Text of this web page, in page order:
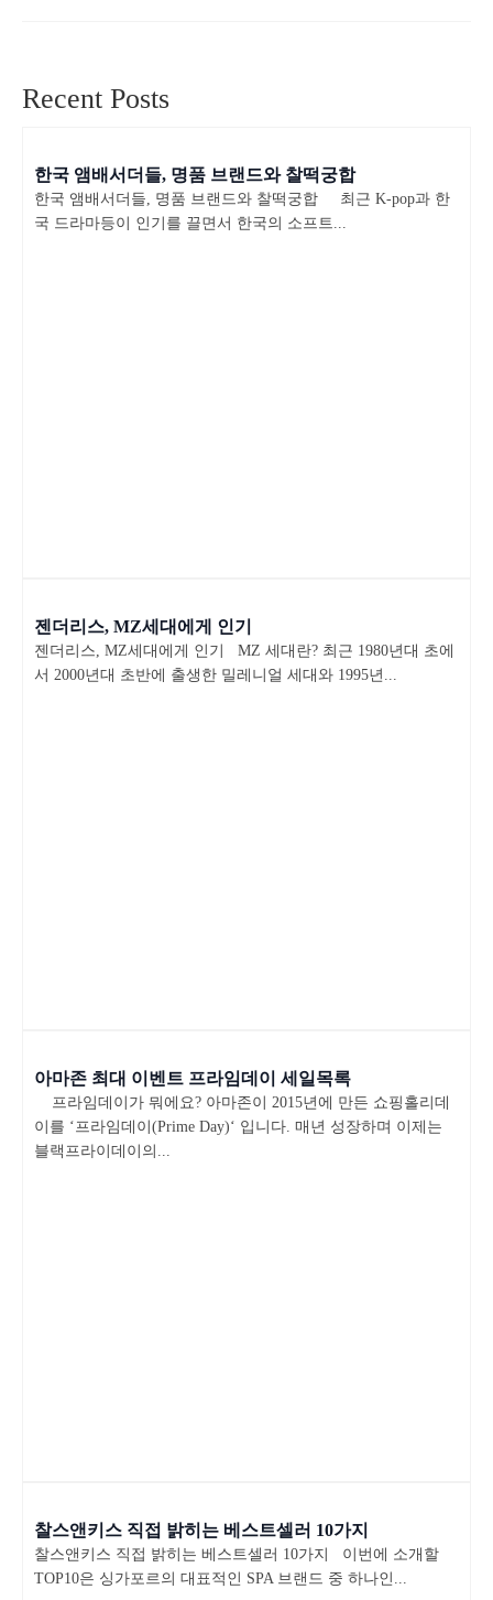
Recent Posts
한국 앰배서더들, 명품 브랜드와 찰떡궁합
한국 앰배서더들, 명품 브랜드와 찰떡궁합 최근 K-pop과 한
국 드라마등이 인기를 끌면서 한국의 소프트...
젠더리스, MZ세대에게 인기
젠더리스, MZ세대에게 인기 MZ 세대란? 최근 1980년대 초에
서 2000년대 초반에 출생한 밀레니얼 세대와 1995년...
아마존 최대 이벤트 프라임데이 세일목록
프라임데이가 뭐에요? 아마존이 2015년에 만든 쇼핑홀리데
이를 ‘프라임데이(Prime Day)‘ 입니다. 매년 성장하며 이제는
블랙프라이데이의...
찰스앤키스 직접 밝히는 베스트셀러 10가지
찰스앤키스 직접 밝히는 베스트셀러 10가지 이번에 소개할
TOP10은 싱가포르의 대표적인 SPA 브랜드 중 하나인...